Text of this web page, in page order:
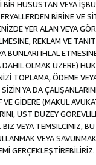
HUSUSTAN VEYA
BİRİNE VE
YER ALAN VEYA
REKLAM VE
BUNLARI İHLAL
OLMAK ÜZERE)
TOPLAMA, ÖDEME
YA DA
GİDERE (MAKUL
ÜST DÜZEY
VEYA TEMSİLCİMİZ,
VEYA
GERÇEKLEŞTİREBİLİRİZ.